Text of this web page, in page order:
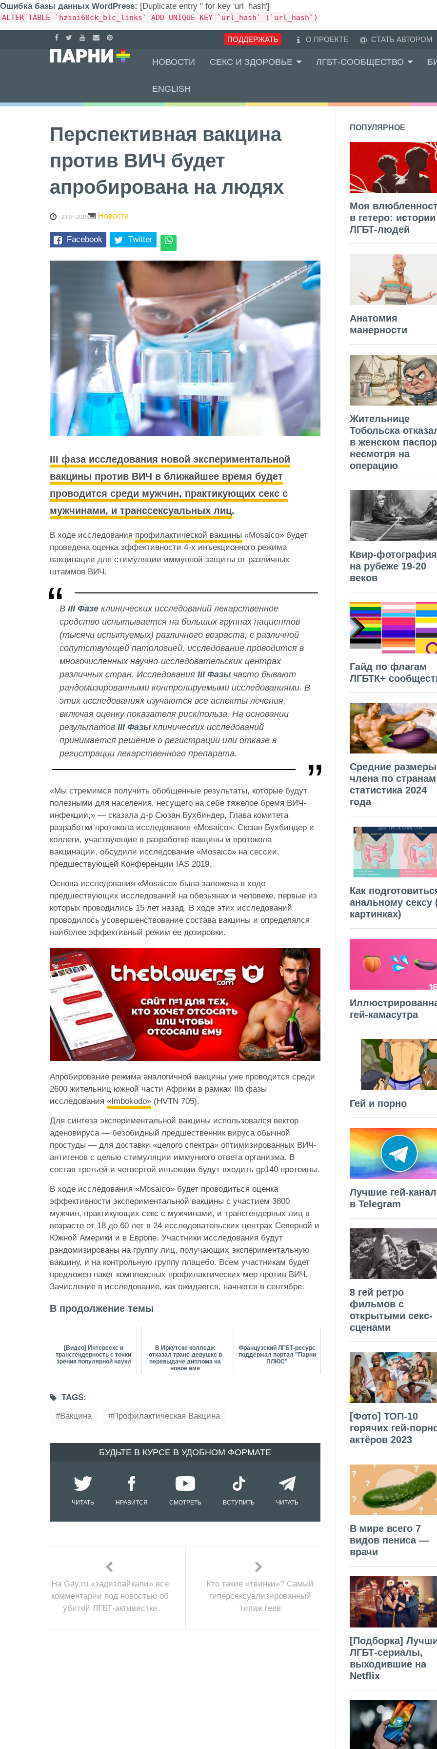
Ошибка базы данных WordPress: [Duplicate entry '' for key 'url_hash']
ALTER TABLE `hzsai60ck_blc_links` ADD UNIQUE KEY `url_hash` (`url_hash`)
ПОДДЕРЖАТЬ О ПРОЕКТЕ СТАТЬ АВТОРОМ
НОВОСТИ СЕКС И ЗДОРОВЬЕ ЛГБТ-СООБЩЕСТВО
ENGLISH
Перспективная вакцина
против ВИЧ будет
апробирована на людях
23.07.2019 Новости
Facebook Twitter
III фаза исследования новой экспериментальной
вакцины против ВИЧ в ближайшее время будет
проводится среди мужчин, практикующих секс с
мужчинами, и транссексуальных лиц.
В ходе исследования профилактической вакцины «Mosaico» будет
проведена оценка эффективности 4-х инъекционного режима
вакцинации для стимуляции иммунной защиты от различных
штаммов ВИЧ.
В III Фазе клинических исследований лекарственное
средство испытывается на больших группах пациентов
(тысячи испытуемых) различного возраста, с различной
сопутствующей патологией, исследование проводится в
многочисленных научно-исследовательских центрах
различных стран. Исследования III Фазы часто бывают
рандомизированными контролируемыми исследованиями. В
этих исследованиях изучаются все аспекты лечения,
включая оценку показателя риск/польза. На основании
результатов III Фазы клинических исследований
принимается решение о регистрации или отказе в
регистрации лекарственного препарата.
«Мы стремимся получить обобщенные результаты, которые будут
полезными для населения, несущего на себе тяжелое бремя ВИЧ-
инфекции,» — сказала д-р Сюзан Бухбиндер, Глава комитета
разработки протокола исследования «Mosaico». Сюзан Бухбиндер и
коллеги, участвующие в разработке вакцины и протокола
вакцинации, обсудили исследование «Mosaico» на сессии,
предшествующей Конференции IAS 2019.
Основа исследования «Mosaico» была заложена в ходе
предшествующих исследований на обезьянах и человеке, первые из
которых проводились 15 лет назад. В ходе этих исследований
проводилось усовершенствование состава вакцины и определялся
наиболее эффективный режим ее дозировки.
Апробирование режима аналогичной вакцины уже проводится среди
2600 жительниц южной части Африки в рамках IIb фазы
исследования «Imbokodo» (HVTN 705).
Для синтеза экспериментальной вакцины использовался вектор
аденовируса — безобидный предшественник вируса обычной
простуды — для доставки «целого спектра» оптимизированных ВИЧ-
антигенов с целью стимуляции иммунного ответа организма. В
состав третьей и четвертой инъекции будут входить gp140 протеины.
В ходе исследования «Mosaico» будет проводиться оценка
эффективности экспериментальной вакцины с участием 3800
мужчин, практикующих секс с мужчинами, и трансгендерных лиц в
возрасте от 18 до 60 лет в 24 исследовательских центрах Северной и
Южной Америки и в Европе. Участники исследования будут
рандомизированы на группу лиц, получающих экспериментальную
вакцину, и на контрольную группу плацебо. Всем участникам будет
предложен пакет комплексных профилактических мер против ВИЧ.
Зачисление в исследование, как ожидается, начнется в сентябре.
В продолжение темы
[Видео] Интерсекс и
трансгендерность с точки
зрения популярной науки
В Иркутске колледж
отказал транс-девушке в
перевыдаче диплома на
новое имя
Французский ЛГБТ-ресурс
поддержал портал "Парни
ПЛЮС"
TAGS:
Вакцина
Профилактическая Вакцина
БУДЬТЕ В КУРСЕ В УДОБНОМ ФОРМАТЕ
ЧИТАТЬ НРАВИТСЯ СМОТРЕТЬ ВСТУПИТЬ ЧИТАТЬ
На Gay.ru «задизлайкали» все
комментарии под новостью об
убитой ЛГБТ-активистке
Кто такие «твинки»? Самый
гиперсексуализированный
типаж геев
ПОПУЛЯРНОЕ
Моя
в гетеро: истории
ЛГБТ-людей
Анатомия
манерности
Жительнице
Тобольска
в женском
несмотря на
операцию
Квир-фотография
на рубеже 19-20
веков
Гайд по флагам
ЛГБТК+
Средние размеры
члена по
статистика 2024
года
Как
анальному сексу
картинках)
гей-камасутра
Гей и порно
Лучшие гей-
в Telegram
8 гей ретро
фильмов с
открытыми секс-
сценами
[Фото] ТОП-10
горячих гей-
актёров 2023
В мире всего 7
видов пениса —
врачи
[Подборка]
ЛГБТ-сериалы,
выходившие на
Netflix